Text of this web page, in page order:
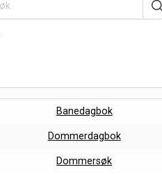
Banedagbok
Dommerdagbok
Dommersøk